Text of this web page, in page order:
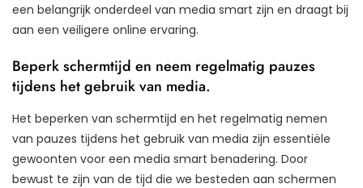
een belangrijk onderdeel van media smart zijn en draagt bij
aan een veiligere online ervaring.
Beperk schermtijd en neem regelmatig pauzes
tijdens het gebruik van media.
Het beperken van schermtijd en het regelmatig nemen
van pauzes tijdens het gebruik van media zijn essentiële
gewoonten voor een media smart benadering. Door
bewust te zijn van de tijd die we besteden aan schermen